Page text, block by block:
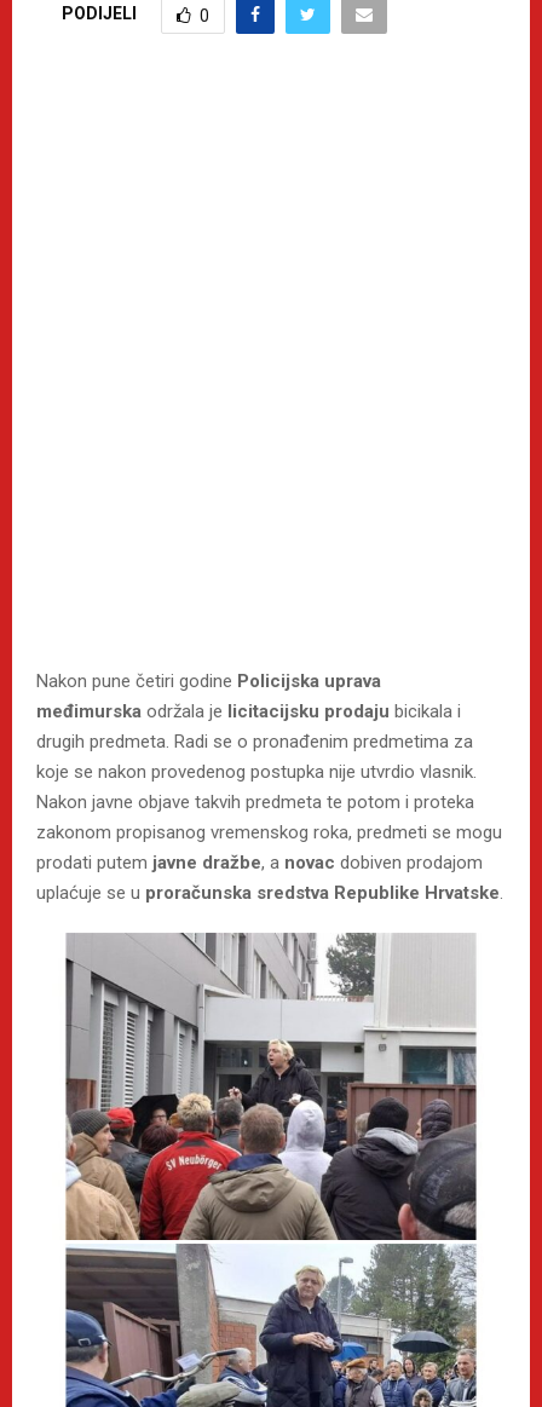
PODIJELI 0
Nakon pune četiri godine Policijska uprava
međimurska održala je licitacijsku prodaju bicikala i
drugih predmeta. Radi se o pronađenim predmetima za
koje se nakon provedenog postupka nije utvrdio vlasnik.
Nakon javne objave takvih predmeta te potom i proteka
zakonom propisanog vremenskog roka, predmeti se mogu
prodati putem javne dražbe, a novac dobiven prodajom
uplaćuje se u proračunska sredstva Republike Hrvatske.